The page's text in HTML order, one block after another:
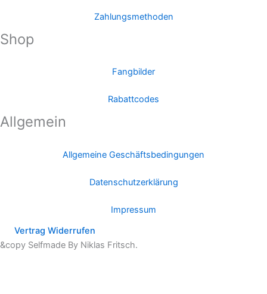
Zahlungsmethoden
Shop
Fangbilder
Rabattcodes
Allgemein
Allgemeine Geschäftsbedingungen
Datenschutzerklärung
Impressum
Vertrag Widerrufen
&copy Selfmade By Niklas Fritsch.